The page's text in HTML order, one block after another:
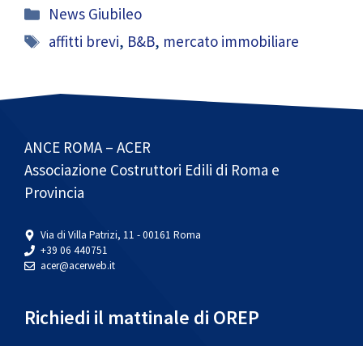
Categorie
News Giubileo
Tag
affitti brevi, B&B, mercato immobiliare
ANCE ROMA – ACER
Associazione Costruttori Edili di Roma e
Provincia
Via di Villa Patrizi, 11 - 00161 Roma
+39 06 440751
acer@acerweb.it
Richiedi il mattinale di OREP